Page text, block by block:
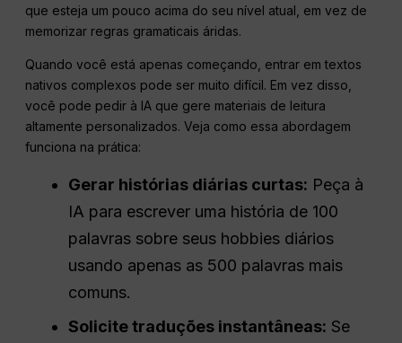
que esteja um pouco acima do seu nível atual, em vez de
memorizar regras gramaticais áridas.
Quando você está apenas começando, entrar em textos
nativos complexos pode ser muito difícil. Em vez disso,
você pode pedir à IA que gere materiais de leitura
altamente personalizados. Veja como essa abordagem
funciona na prática:
Gerar histórias diárias curtas: Peça à
IA para escrever uma história de 100
palavras sobre seus hobbies diários
usando apenas as 500 palavras mais
comuns.
Solicite traduções instantâneas: Se